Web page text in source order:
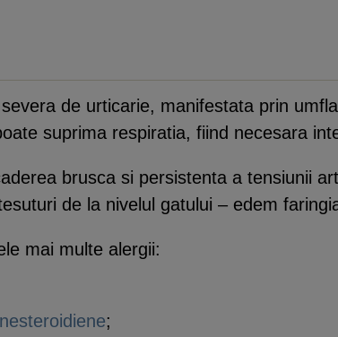
de urticarie, manifestata prin
suprima respiratia, fiind necesara
brusca si persistenta a tensiunii
de la nivelul gatului – edem
mai multe alergii:
;